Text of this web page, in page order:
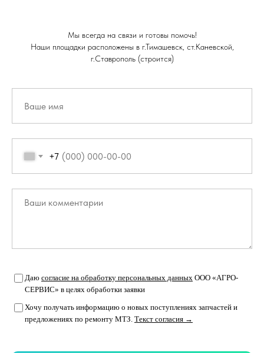
Мы всегда на связи и готовы помочь!
Наши площадки расположены в г.Тимашевск, ст.Каневской,
г.Ставрополь (строится)
+7
Даю согласие на обработку персональных данных ООО «АГРО-
СЕРВИС» в целях обработки заявки
Хочу получать информацию о новых поступлениях запчастей и
предложениях по ремонту МТЗ. Текст согласия →